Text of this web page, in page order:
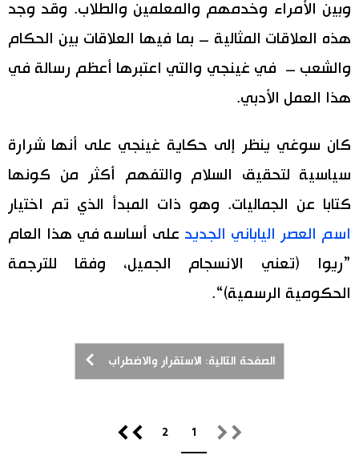
وبين الأمراء وخدمهم والمعلمين والطلاب. وقد وجد
هذه العلاقات المثالية – بما فيها العلاقات بين الحكام
والشعب – في غينجي والتي اعتبرها أعظم رسالة في
هذا العمل الأدبي.
كان سوغي ينظر إلى حكاية غينجي على أنها شرارة
سياسية لتحقيق السلام والتفهم أكثر من كونها
كتابا عن الجماليات. وهو ذات المبدأ الذي تم اختيار
اسم العصر الياباني الجديد على أساسه في هذا العام
”ريوا (تعني الانسجام الجميل، وفقا للترجمة
الحكومية الرسمية)“.
الصفحة التالية: الاستقرار والاضطراب
1
2